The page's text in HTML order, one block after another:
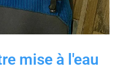
mise à l'eau